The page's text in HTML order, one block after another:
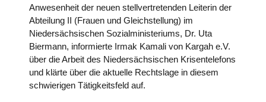
Anwesenheit der neuen stellvertretenden Leiterin der
Abteilung II (Frauen und Gleichstellung) im
Niedersächsischen Sozialministeriums, Dr. Uta
Biermann, informierte Irmak Kamali von Kargah e.V.
über die Arbeit des Niedersächsischen Krisentelefons
und klärte über die aktuelle Rechtslage in diesem
schwierigen Tätigkeitsfeld auf.